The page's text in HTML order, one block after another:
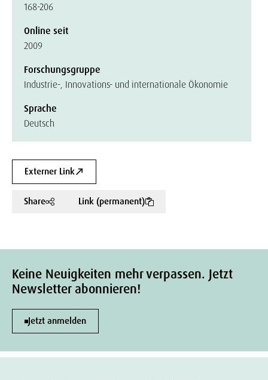
168-206
Online seit
2009
Forschungsgruppe
Industrie-, Innovations- und internationale Ökonomie
Sprache
Deutsch
Externer Link
Share Link (permanent)
Keine Neuigkeiten mehr verpassen. Jetzt
Newsletter abonnieren!
Jetzt anmelden